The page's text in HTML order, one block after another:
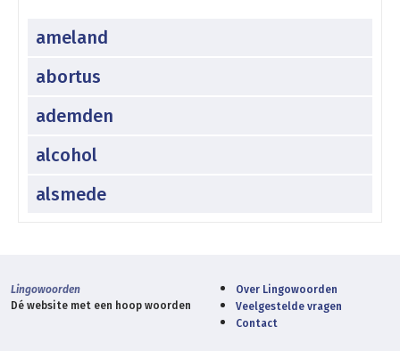
ameland
abortus
ademden
alcohol
alsmede
Lingowoorden
Dé website met een hoop woorden
Over Lingowoorden
Veelgestelde vragen
Contact